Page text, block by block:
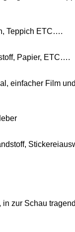
Teppich ETC….
Papier, ETC….
einfacher Film
zur Schau